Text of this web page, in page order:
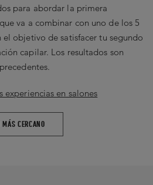
para abordar la primera
va a combinar con uno de los 5
objetivo de satisfacer tu segundo
capilar. Los resultados son
experiencias en salones
CERCANO